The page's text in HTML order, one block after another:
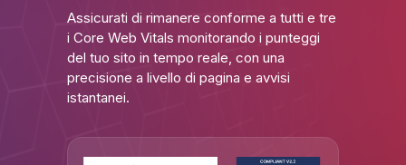
Assicurati di rimanere conforme a tutti e tre
i Core Web Vitals monitorando i punteggi
del tuo sito in tempo reale, con una
precisione a livello di pagina e avvisi
istantanei.